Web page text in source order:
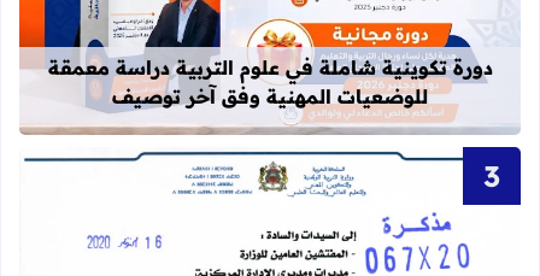
دورة تكوينية شاملة في علوم التربية دراسة معمقة
للوضعيات المهنية وفق آخر توصيف